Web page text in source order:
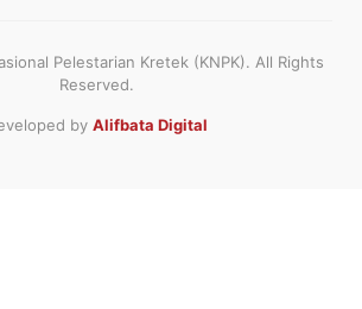
Pelestarian Kretek (KNPK). All Rights
Reserved.
by Alifbata Digital